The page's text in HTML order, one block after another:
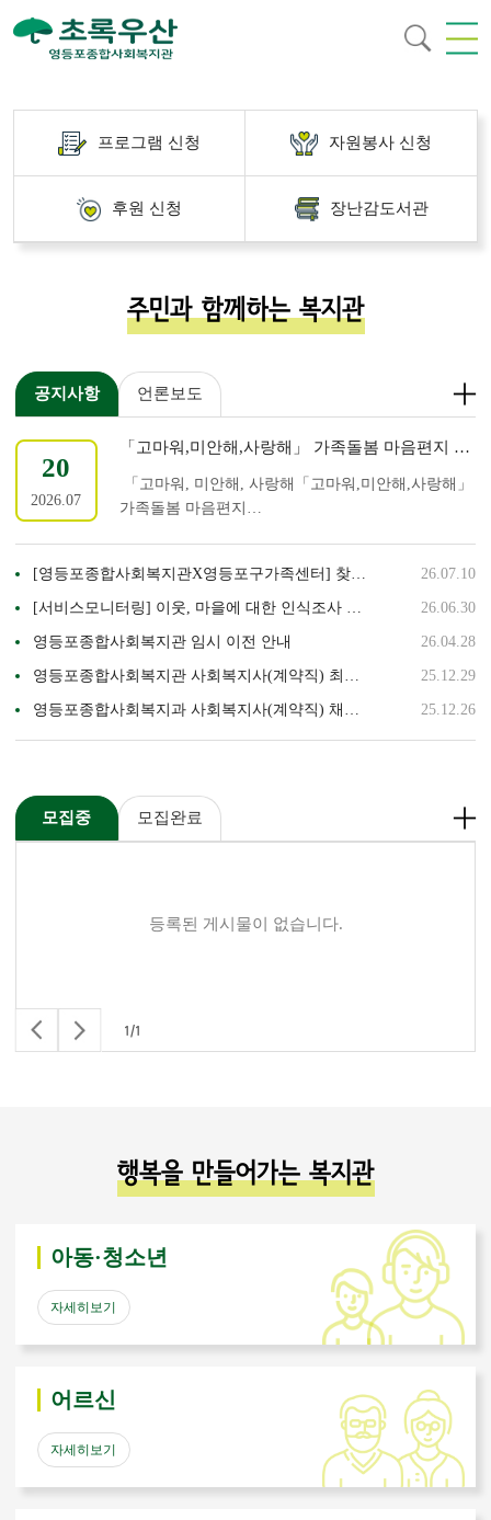
프로그램 신청 자원봉사 신청
후원 신청 장난감도서관
주민과 함께하는 복지관
공지사항 언론보도
20
2026.07
「고마워,미안해,사랑해」 가족돌봄 마음편지 공모전
「고마워, 미안해, 사랑해「고마워,미안해,사랑해」
가족돌봄 마음편지
미안해, 사랑해」 가족돌봄 마음편지 공모전을
진행합니다.가족을 돌본 경험이 있거나
전하지 못했던 '고마워', '미안해', '사랑해'의 마음을
편지로 전해 주세요.여러분의 따뜻한 이야기가
가족돌봄에 대한 사회적 관심과 공감을 넓히는
[영등포종합사회복지관X영등포구가족센터] 찾아가는 어디든 놀이터 신청 … 26.07.10
[서비스모니터링] 이웃, 마을에 대한 인식조사 결과 보고 26.06.30
영등포종합사회복지관 임시 이전 안내 26.04.28
영등포종합사회복지관 사회복지사(계약직) 최종 합격자 발표 25.12.29
영등포종합사회복지과 사회복지사(계약직) 채용 서류합격자 발표 25.12.26
모집중 모집완료
등록된 게시물이 없습니다.
1/1
행복을 만들어가는 복지관
아동·청소년
자세히보기
어르신
자세히보기